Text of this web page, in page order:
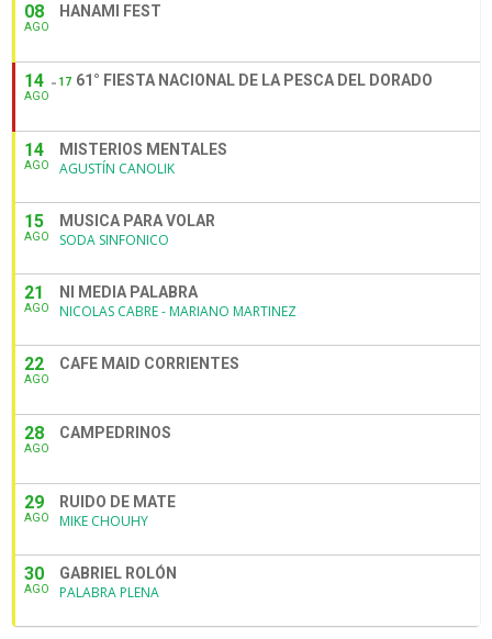
08
AGO
HANAMI FEST
14
AGO
17 61° FIESTA NACIONAL DE LA PESCA DEL DORADO
14
AGO
MISTERIOS MENTALES
AGUSTÍN CANOLIK
15
AGO
MUSICA PARA VOLAR
SODA SINFONICO
21
AGO
NI MEDIA PALABRA
NICOLAS CABRE - MARIANO MARTINEZ
22
AGO
CAFE MAID CORRIENTES
28
AGO
CAMPEDRINOS
29
AGO
RUIDO DE MATE
MIKE CHOUHY
30
AGO
GABRIEL ROLÓN
PALABRA PLENA